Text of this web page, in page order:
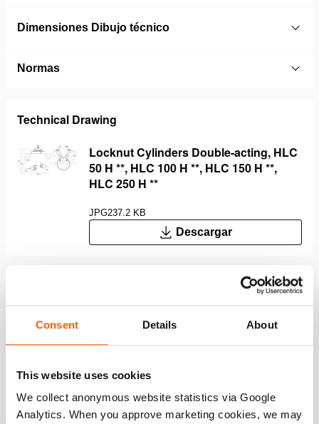
Consent Details About
This website uses cookies
We collect anonymous website statistics via Google
Analytics. When you approve marketing cookies, we may
Dimensiones Dibujo técnico
Normas
Technical Drawing
Locknut Cylinders Double-acting, HLC
50 H **, HLC 100 H **, HLC 150 H **,
HLC 250 H **
JPG237.2 KB
Descargar
Características
con carga sostenida
máxima a carga lateral del 10%